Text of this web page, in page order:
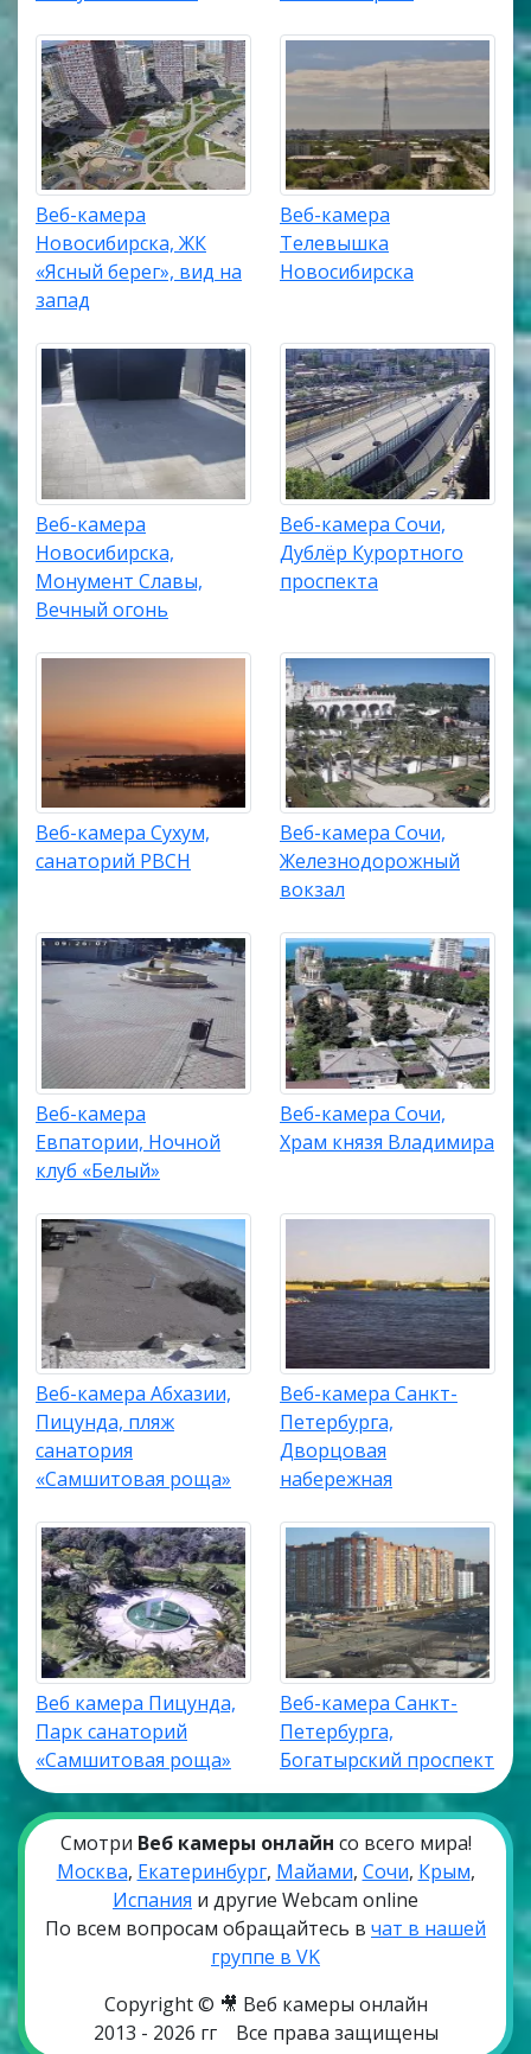
Веб-камера
Новосибирска, ЖК
«Ясный берег», вид на
запад
Веб-камера
Телевышка
Новосибирска
Веб-камера
Новосибирска,
Монумент Славы,
Вечный огонь
Веб-камера Сочи,
Дублёр Курортного
проспекта
Веб-камера Сухум,
санаторий РВСН
Веб-камера Сочи,
Железнодорожный
вокзал
Веб-камера
Евпатории, Ночной
клуб «Белый»
Веб-камера Сочи,
Храм князя Владимира
Веб-камера Абхазии,
Пицунда, пляж
санатория
«Самшитовая роща»
Веб-камера Санкт-
Петербурга,
Дворцовая
набережная
Веб камера Пицунда,
Парк санаторий
«Самшитовая роща»
Веб-камера Санкт-
Петербурга,
Богатырский проспект
Смотри Веб камеры онлайн со всего мира!
Москва, Екатеринбург, Майами, Сочи, Крым,
Испания и другие Webcam online
По всем вопросам обращайтесь в чат в нашей
группе в VK
Copyright © 🎥 Веб камеры онлайн
2013 - 2026 гг
Все права защищены